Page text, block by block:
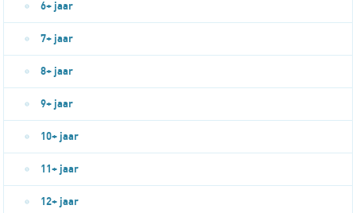
6+ jaar
7+ jaar
8+ jaar
9+ jaar
10+ jaar
11+ jaar
12+ jaar